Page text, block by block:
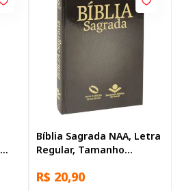
Bíblia Sagrada NAA, Letra
Regular, Tamanho
R$ 20,90